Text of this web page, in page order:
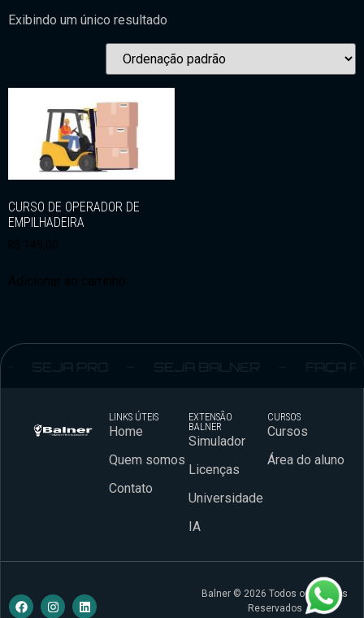
Exibindo um único resultado
CURSO DE OPERADOR DE
EMPILHADEIRA
SEJA PRO SEJA BALNER FAÇA
LINKS ÚTEIS
Home
Quem somos
Contato
EXTENSÃO
BALNER
Simulador
Licenças
Universidade
IA
CURSOS
Cursos
Área do aluno
Balner © 2026 Todos os Direitos
Reservados